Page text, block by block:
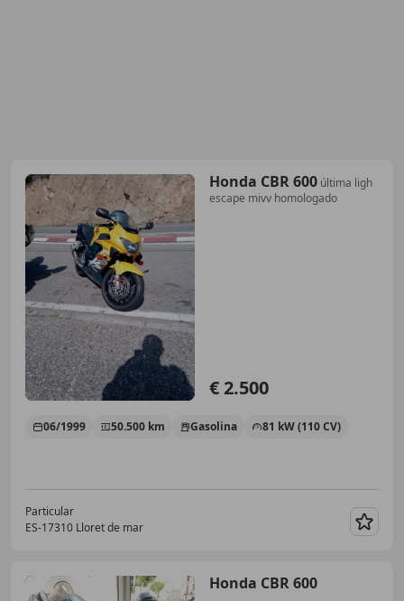
Honda CBR 600 última ligh
escape mivv homologado
€ 2.500
06/1999 50.500 km Gasolina 81 kW (110 CV)
Particular
ES-17310 Lloret de mar
Honda CBR 600